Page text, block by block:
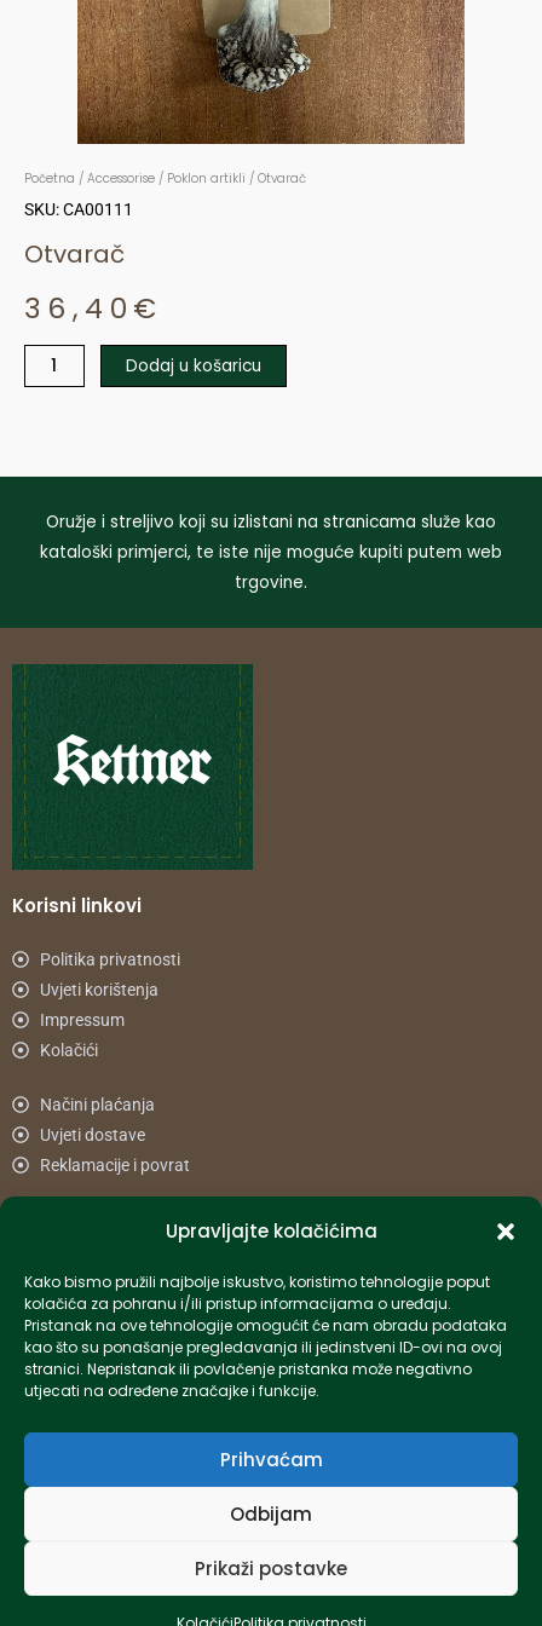
Upravljajte kolačićima
Kako bismo pružili najbolje iskustvo, koristimo tehnologije poput
kolačića za pohranu i/ili pristup informacijama o uređaju.
Pristanak na ove tehnologije omogućit će nam obradu podataka
kao što su ponašanje pregledavanja ili jedinstveni ID-ovi na ovoj
stranici. Nepristanak ili povlačenje pristanka može negativno
utjecati na određene značajke i funkcije.
Prihvaćam
Odbijam
Prikaži postavke
Početna / Accessorise / Poklon artikli / Otvarač
SKU: CA00111
Otvarač
36,40 €
Otvarač
Dodaj u košaricu
Oružje i streljivo koji su izlistani na stranicama služe kao
kataloški primjerci, te iste nije moguće kupiti putem web
trgovine.
Korisni linkovi
Politika privatnosti
Uvjeti korištenja
Impressum
Kolačići
Načini plaćanja
Uvjeti dostave
Reklamacije i povrat
info-hr@kettner.com
Poslovnica Osijek 031 500 181
Poslovnica Zagreb 01 7798 900